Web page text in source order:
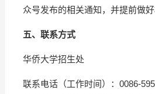
众号发布的相关通知，并提前做好
五、联系方式
华侨大学招生处
联系电话（工作时间）：0086-